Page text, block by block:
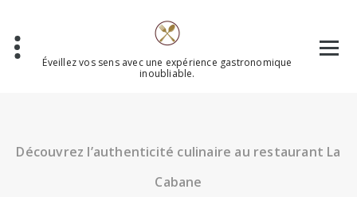
contenu
Éveillez vos sens avec une expérience gastronomique
inoubliable.
Découvrez l’authenticité culinaire au restaurant La
Cabane